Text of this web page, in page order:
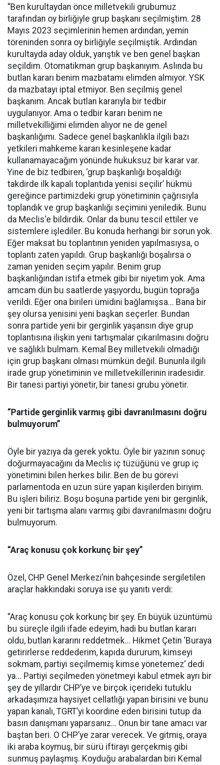
“Ben kurultaydan önce milletvekili grubumuz
tarafından oy birliğiyle grup başkanı seçilmiştim. 28
Mayıs 2023 seçimlerinin hemen ardından, yemin
töreninden sonra oy birliğiyle seçilmiştik. Ardından
kurultayda aday olduk, yarıştık ve ben genel başkan
seçildim. Otomatikman grup başkanıyım. Aslında bu
butlan kararı benim mazbatamı elimden almıyor. YSK
da mazbatayı iptal etmiyor. Ben seçilmiş genel
başkanım. Ancak butlan kararıyla bir tedbir
uygulanıyor. Ama o tedbir kararı benim ne
milletvekilliğimi elimden alıyor ne de genel
başkanlığımı. Sadece genel başkanlıkla ilgili bazı
yetkileri mahkeme kararı kesinleşene kadar
kullanamayacağım yönünde hukuksuz bir karar var.
Yine de biz tedbiren, ‘grup başkanlığı boşaldığı
takdirde ilk kapalı toplantıda yenisi seçilir’ hükmü
gereğince partimizdeki grup yönetiminin çağrısıyla
toplandık ve grup başkanlığı seçimini yeniledik. Bunu
da Meclis'e bildirdik. Onlar da bunu tescil ettiler ve
sistemlere işlediler. Bu konuda herhangi bir sorun yok.
Eğer maksat bu toplantının yeniden yapılmasıysa, o
toplantı zaten yapıldı. Grup başkanlığı boşalırsa o
zaman yeniden seçim yapılır. Benim grup
başkanlığından istifa etmek gibi bir niyetim yok. Ama
amcam dün bu saatlerde yaşıyordu, bugün toprağa
verildi. Eğer ona birileri ümidini bağlamışsa... Bana bir
şey olursa yenisini yeni başkan seçerler. Bundan
sonra partide yeni bir gerginlik yaşansın diye grup
toplantısına ilişkin yeni tartışmalar çıkarılmasını doğru
ve sağlıklı bulmam. Kemal Bey milletvekili olmadığı
için grup başkanı olması mümkün değil. Bununla ilgili
irade grup yönetiminin ve milletvekillerinin iradesidir.
Bir tanesi partiyi yönetir, bir tanesi grubu yönetir.
“Partide gerginlik varmış gibi davranılmasını doğru
bulmuyorum”
Öyle bir yazıya da gerek yoktu. Öyle bir yazının sonuç
doğurmayacağını da Meclis iç tüzüğünü ve grup iç
yönetimini bilen herkes bilir. Ben de bu görevi
parlamentoda en uzun süre yapan kişilerden biriyim.
Bu işleri biliriz. Boşu boşuna partide yeni bir gerginlik,
yeni bir tartışma alanı varmış gibi davranılmasını doğru
bulmuyorum.
“Araç konusu çok korkunç bir şey”
Özel, CHP Genel Merkezi’nin bahçesinde sergiletilen
araçlar hakkındaki soruya ise şu yanıtı verdi:
“Araç konusu çok korkunç bir şey. En büyük üzüntümü
bu süreçle ilgili ifade edeyim, hadi bu butlan kararı
oldu, butlan kararını reddetmek... Hikmet Çetin ‘Buraya
getirirlerse reddederim, kapıda dururum, kimseyi
sokmam, partiyi seçilmemiş kimse yönetemez’ dedi
ya... Partiyi seçilmeden yönetmeyi kabul etmek ayrı bir
şey de yıllardır CHP’ye ve birçok içerideki tutuklu
arkadaşımıza haysiyet cellatlığı yapan birisini ve bunu
yapan kanalı, TGRT’yi koordine eden birisini tutup da
basın danışmanı yaparsanız… Onun bir tane amacı var
baştan beri. O CHP’ye zarar verecek. Ve gitmiş, oraya
iki araba koymuş, bir sürü iftirayı gerçekmiş gibi
sunmuş paylaşmış. Koyduğu arabalardan biri Kemal